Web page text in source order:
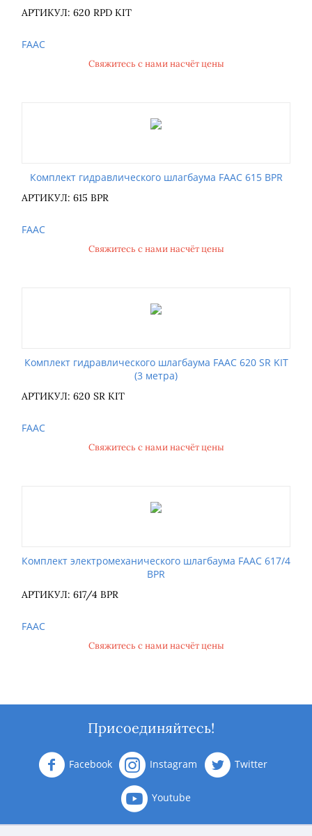
АРТИКУЛ: 620 RPD KIT
FAAC
Свяжитесь с нами насчёт цены
Комплект гидравлического шлагбаума FAAC 615 BPR
АРТИКУЛ: 615 BPR
FAAC
Свяжитесь с нами насчёт цены
Комплект гидравлического шлагбаума FAAC 620 SR KIT
(3 метра)
АРТИКУЛ: 620 SR KIT
FAAC
Свяжитесь с нами насчёт цены
Комплект электромеханического шлагбаума FAAC 617/4
BPR
АРТИКУЛ: 617/4 BPR
FAAC
Свяжитесь с нами насчёт цены
Присоединяйтесь!
Facebook Instagram Twitter
Youtube